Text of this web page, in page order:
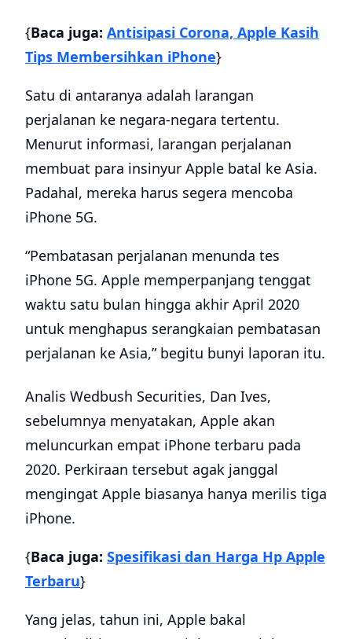
{Baca juga: Antisipasi Corona, Apple Kasih
Tips Membersihkan iPhone}
Satu di antaranya adalah larangan
perjalanan ke negara-negara tertentu.
Menurut informasi, larangan perjalanan
membuat para insinyur Apple batal ke Asia.
Padahal, mereka harus segera mencoba
iPhone 5G.
“Pembatasan perjalanan menunda tes
iPhone 5G. Apple memperpanjang tenggat
waktu satu bulan hingga akhir April 2020
untuk menghapus serangkaian pembatasan
perjalanan ke Asia,” begitu bunyi laporan itu.
Analis Wedbush Securities, Dan Ives,
sebelumnya menyatakan, Apple akan
meluncurkan empat iPhone terbaru pada
2020. Perkiraan tersebut agak janggal
mengingat Apple biasanya hanya merilis tiga
iPhone.
{Baca juga: Spesifikasi dan Harga Hp Apple
Terbaru}
Yang jelas, tahun ini, Apple bakal